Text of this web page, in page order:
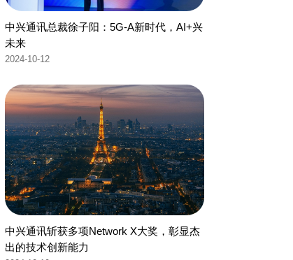
中兴通讯总裁徐子阳：5G-A新时代，AI+兴
未来
2024-10-12
中兴通讯斩获多项Network X大奖，彰显杰
出的技术创新能力